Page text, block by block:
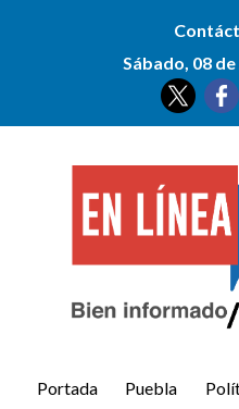
Sábado, 08
Portada Puebla